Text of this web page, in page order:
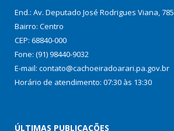
End.: Av. Deputado José Rodrigues Viana, 785
Bairro: Centro
CEP: 68840-000
Fone: (91) 98440-9032
E-mail: contato@cachoeiradoarari.pa.gov.br
Horário de atendimento: 07:30 às 13:30
ÚLTIMAS PUBLICAÇÕES